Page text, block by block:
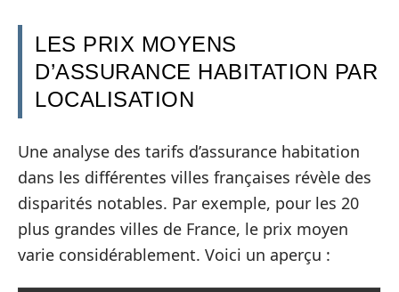
LES PRIX MOYENS
D’ASSURANCE HABITATION PAR
LOCALISATION
Une analyse des tarifs d’assurance habitation
dans les différentes villes françaises révèle des
disparités notables. Par exemple, pour les 20
plus grandes villes de France, le prix moyen
varie considérablement. Voici un aperçu :